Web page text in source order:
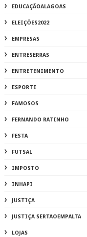
EDUCAÇÃOALAGOAS
ELEIÇÕES2022
EMPRESAS
ENTRESERRAS
ENTRETENIMENTO
ESPORTE
FAMOSOS
FERNANDO RATINHO
FESTA
FUTSAL
IMPOSTO
INHAPI
JUSTIÇA
JUSTIÇA SERTAOEMPALTA
LOJAS